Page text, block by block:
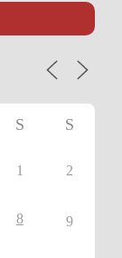
S S
1 2
8 9